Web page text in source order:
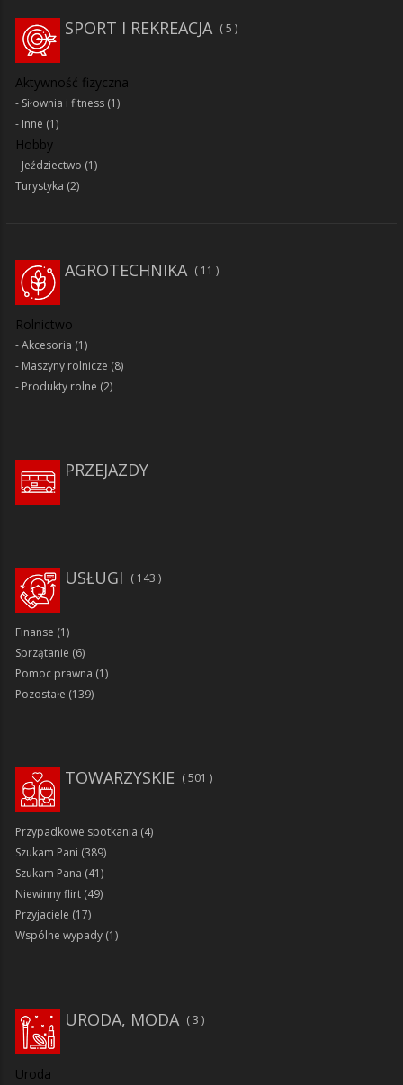
SPORT I REKREACJA 5
Aktywność fizyczna
Siłownia i fitness (1)
Inne (1)
Hobby
Jeździectwo (1)
Turystyka (2)
AGROTECHNIKA 11
Rolnictwo
Akcesoria (1)
Maszyny rolnicze (8)
Produkty rolne (2)
PRZEJAZDY
143
USŁUGI
Finanse (1)
Sprzątanie (6)
Pomoc prawna (1)
Pozostałe (139)
TOWARZYSKIE 501
Przypadkowe spotkania (4)
Szukam Pani (389)
Szukam Pana (41)
Niewinny flirt (49)
Przyjaciele (17)
Wspólne wypady (1)
URODA, MODA 3
Uroda